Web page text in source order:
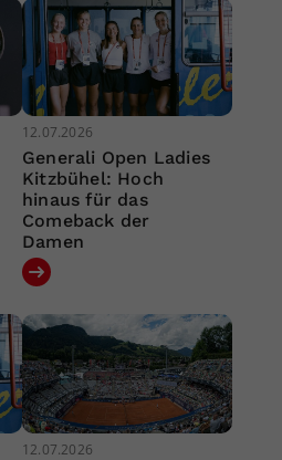
12.07.2026
Generali Open Ladies
Kitzbühel: Hoch
hinaus für das
Comeback der
Damen
12.07.2026